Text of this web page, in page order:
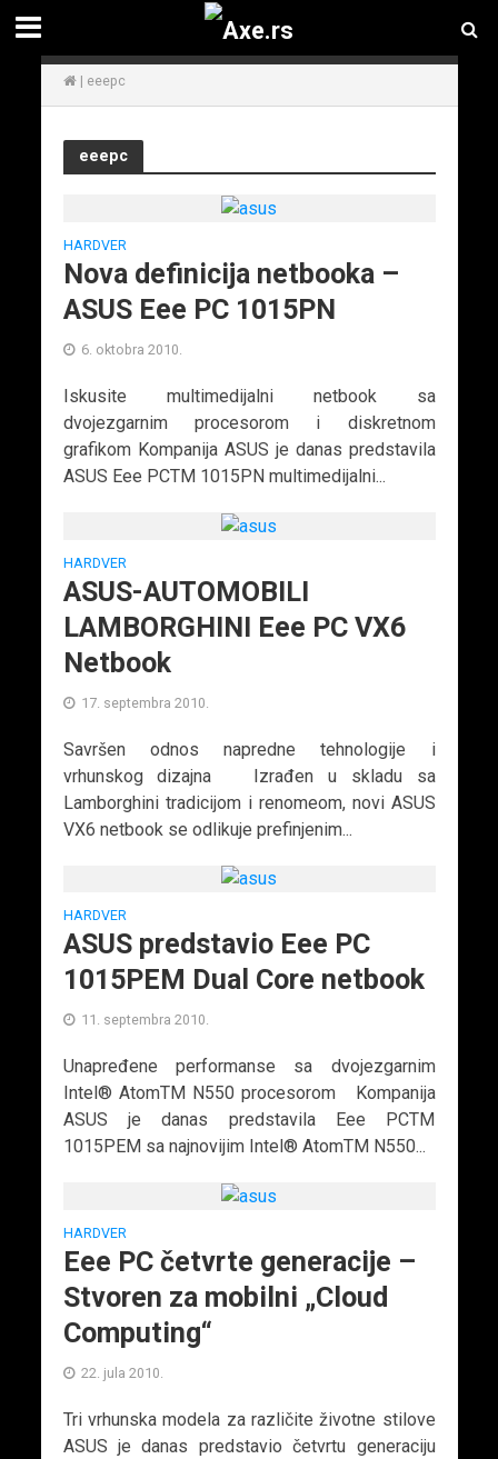
| eeepc
eeepc
HARDVER
Nova definicija netbooka –
ASUS Eee PC 1015PN
6. oktobra 2010.
Iskusite multimedijalni netbook sa
dvojezgarnim procesorom i diskretnom
grafikom Kompanija ASUS je danas predstavila
ASUS Eee PCTM 1015PN multimedijalni...
HARDVER
ASUS-AUTOMOBILI
LAMBORGHINI Eee PC VX6
Netbook
17. septembra 2010.
Savršen odnos napredne tehnologije i
vrhunskog dizajna Izrađen u skladu sa
Lamborghini tradicijom i renomeom, novi ASUS
VX6 netbook se odlikuje prefinjenim...
HARDVER
ASUS predstavio Eee PC
1015PEM Dual Core netbook
11. septembra 2010.
Unapređene performanse sa dvojezgarnim
Intel® AtomTM N550 procesorom Kompanija
ASUS je danas predstavila Eee PCTM
1015PEM sa najnovijim Intel® AtomTM N550...
HARDVER
Eee PC četvrte generacije –
Stvoren za mobilni „Cloud
Computing“
22. jula 2010.
Tri vrhunska modela za različite životne stilove
ASUS je danas predstavio četvrtu generaciju